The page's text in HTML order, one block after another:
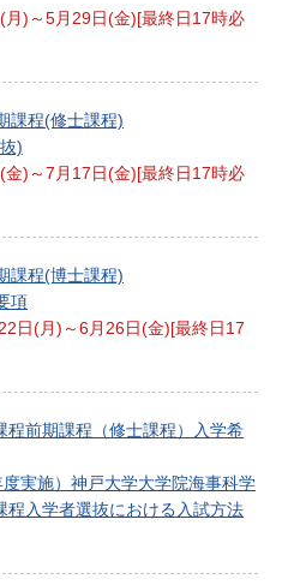
)～5月29日(金)[最終日17時必
課程(修士課程)
)
)～7月17日(金)[最終日17時必
課程(博士課程)
項
日(月)～6月26日(金)[最終日17
程前期課程（修士課程）入学希
実施）神戸大学大学院海事科学
程入学者選抜における入試方法